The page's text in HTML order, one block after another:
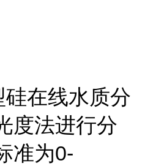
在线水质分
度法进行分
准为0-